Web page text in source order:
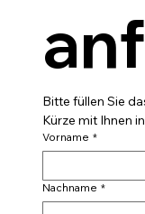
Bitte füllen Sie
Kürze mit Ihnen
Vorname *
Nachname *